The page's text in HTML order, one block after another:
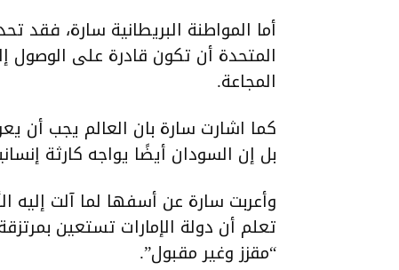
أما المواطنة البريطانية سارة، فقد
المتحدة أن تكون قادرة على الوصول
المجاعة.
كما اشارت سارة بان العالم يجب أن
بل إن السودان أيضًا يواجه كارثة
وأعربت سارة عن أسفها لما آلت إليه
تعلم أن دولة الإمارات تستعين
“مقزز وغير مقبول”.